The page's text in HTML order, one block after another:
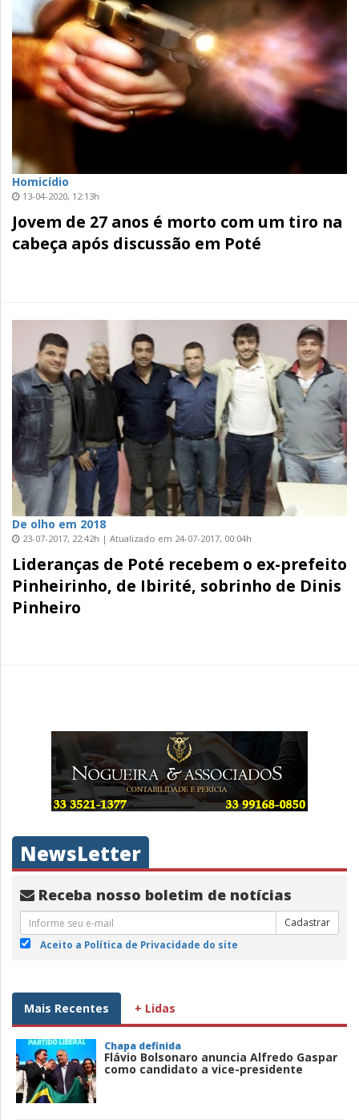
Homicídio
13-04-2020, 12:13h
Jovem de 27 anos é morto com um tiro na
cabeça após discussão em Poté
De olho em 2018
23-07-2017, 22:42h | Atualizado em 24-07-2017, 00:04h
Lideranças de Poté recebem o ex-prefeito
Pinheirinho, de Ibirité, sobrinho de Dinis
Pinheiro
NewsLetter
Receba nosso boletim de notícias
Cadastrar
Aceito a Política de Privacidade do site
Mais Recentes + Lidas
Chapa definida
Flávio Bolsonaro anuncia Alfredo Gaspar
como candidato a vice-presidente